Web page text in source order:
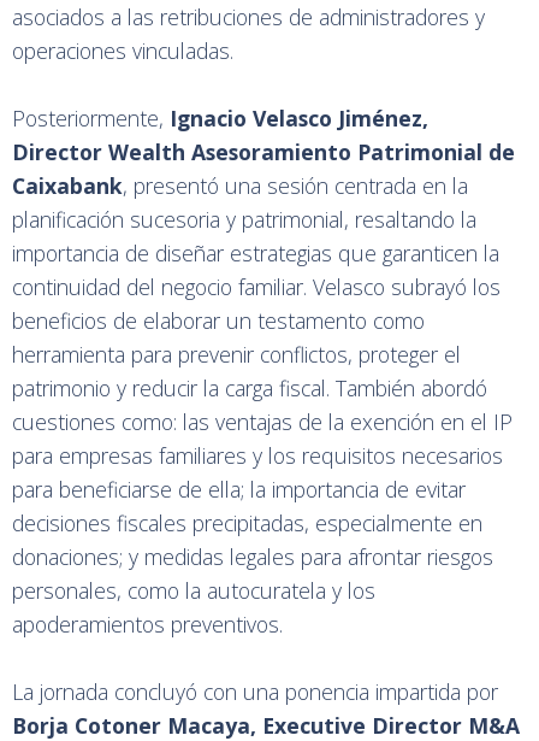
asociados a las retribuciones de administradores y
operaciones vinculadas​.
Posteriormente, Ignacio Velasco Jiménez,
Director Wealth Asesoramiento Patrimonial de
Caixabank, presentó una sesión centrada en la
planificación sucesoria y patrimonial, resaltando la
importancia de diseñar estrategias que garanticen la
continuidad del negocio familiar. Velasco subrayó los
beneficios de elaborar un testamento como
herramienta para prevenir conflictos, proteger el
patrimonio y reducir la carga fiscal. También abordó
cuestiones como: las ventajas de la exención en el IP
para empresas familiares y los requisitos necesarios
para beneficiarse de ella; la importancia de evitar
decisiones fiscales precipitadas, especialmente en
donaciones; y medidas legales para afrontar riesgos
personales, como la autocuratela y los
apoderamientos preventivos.
La jornada concluyó con una ponencia impartida por
Borja Cotoner Macaya, Executive Director M&A